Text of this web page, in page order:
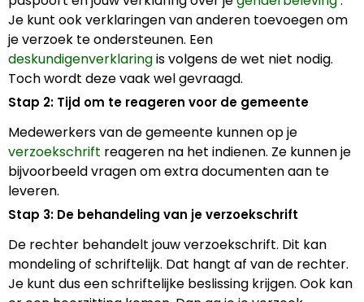
Je kunt ook verklaringen van anderen toevoegen om
je verzoek te ondersteunen. Een
deskundigenverklaringis volgens de wet niet nodig.
Toch wordt deze vaak wel gevraagd.
Stap 2: Tijd om te reageren voor de gemeente
Medewerkers van de gemeente kunnen op je
verzoekschrift reageren na het indienen. Ze kunnen je
bijvoorbeeld vragen om extra documenten aan te
leveren.
Stap 3: De behandeling van je verzoekschrift
De rechter behandelt jouw verzoekschrift. Dit kan
mondeling of schriftelijk. Dat hangt af van de rechter.
Je kunt dus een schriftelijke beslissing krijgen. Ook kan